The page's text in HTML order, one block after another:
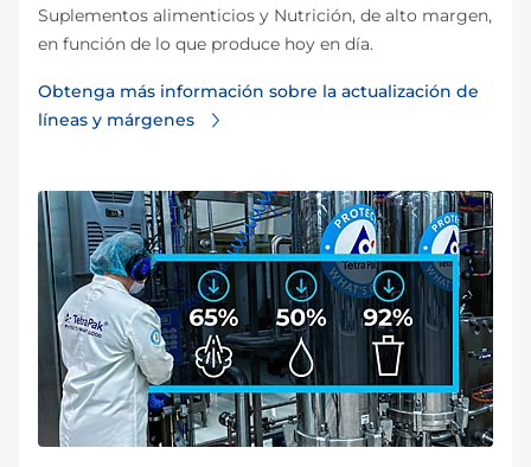
Suplementos alimenticios y Nutrición, de alto margen,
en función de lo que produce hoy en día.
Obtenga más información sobre la actualización de
líneas y márgenes